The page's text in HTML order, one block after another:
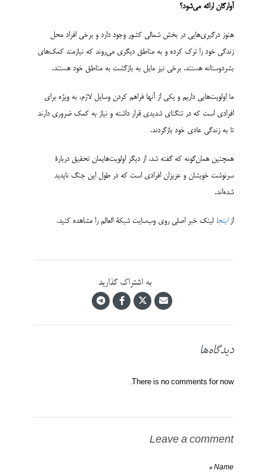
آوارگان ارائه می‌شود؟
هنوز درگیری‌هایی در بخش شمالی کشور وجود دارد و برخی افراد محل
زندگی خود را ترک کرده و به مناطق دیگری می‌روند که نیازمند کمک‌های
بشردوستانه هستند. برخی نیز مایل به بازگشت به مناطق خود هستند.
ما اولویت‌هایی داریم و یکی از آنها فراهم کردن وسایل لازم، به ویژه برای
افرادی است که در تنگنای شدیدی قرار داشته و نیاز به کمک ضروری دارند
تا به زندگی عادی خود بازگردند.
همچنین همان‌گونه که گفته شد، از دیگر اولویت‌هایمان تحقیق دربارۀ
سرنوشت خویشان و عزیزان افرادی است که در طول این جنگ ناپدید
شده‌اند.
ازاینجا لینک خبر اصلی روی وب‌سایت شبکۀ العالم را مشاهده کنید.
به اشتراک گذارید
دیدگاه‌ها
There is no comments for now.
Leave a comment
Name *